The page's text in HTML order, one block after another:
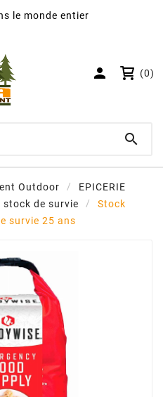
le monde entier
 (0)

Outdoor
EPICERIE
stock de survie
Stock
survie 25 ans